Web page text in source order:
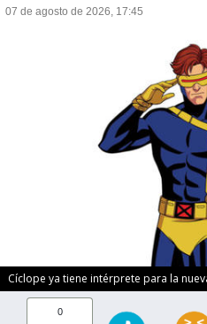
07 de agosto de 2026, 17:45
Cíclope ya tiene intérprete para la
0